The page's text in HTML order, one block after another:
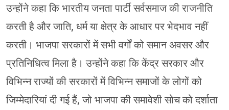
उन्होंने कहा कि भारतीय जनता पार्टी सर्वसमाज की राजनीति
करती है और जाति, धर्म या क्षेत्र के आधार पर भेदभाव नहीं
करती। भाजपा सरकारों में सभी वर्गों को समान अवसर और
प्रतिनिधित्व मिला है। उन्होंने कहा कि केंद्र सरकार और
विभिन्न राज्यों की सरकारों में विभिन्न समाजों के लोगों को
जिम्मेदारियां दी गई हैं, जो भाजपा की समावेशी सोच को दर्शाता